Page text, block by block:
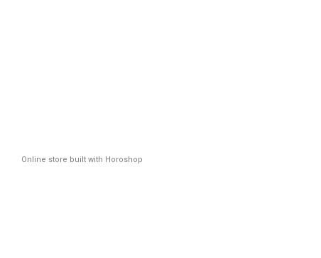
Online store built with Horoshop